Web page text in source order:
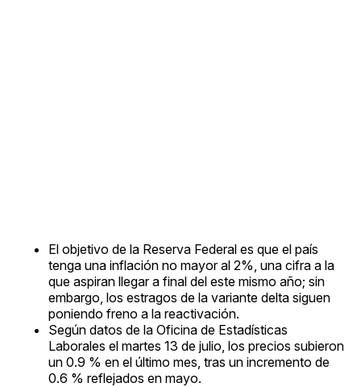
El objetivo de la Reserva Federal es que el país
tenga una inflación no mayor al 2%, una cifra a la
que aspiran llegar a final del este mismo año; sin
embargo, los estragos de la variante delta siguen
poniendo freno a la reactivación.
Según datos de la Oficina de Estadísticas
Laborales el martes 13 de julio, los precios subieron
un 0.9 % en el último mes, tras un incremento de
0.6 % reflejados en mayo.